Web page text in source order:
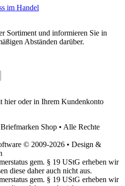
Sortiment und informieren Sie in
Abständen darüber.
hier oder in Ihrem Kundenkonto
Shop • Alle Rechte
© 2009-2026 • Design &
gem. § 19 UStG erheben wir
diese daher auch nicht aus.
gem. § 19 UStG erheben wir